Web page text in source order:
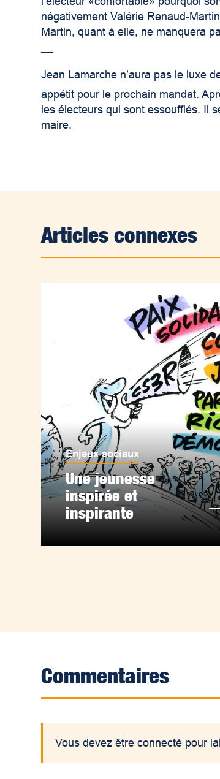
négativement Valérie Renaud-
Martin, quant à elle, ne manquera
Jean Lamarche n’aura pas le luxe
appétit pour le prochain mandat.
les électeurs qui sont essoufflés. Il
maire.
Articles connexes
Enjeux sociaux
Une jeunesse
inspirée et
inspirante
Commentaires
Vous devez être connecté pour